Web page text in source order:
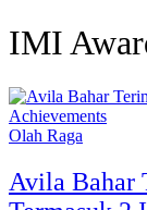
IMI
Olah Raga
Avila Bahar